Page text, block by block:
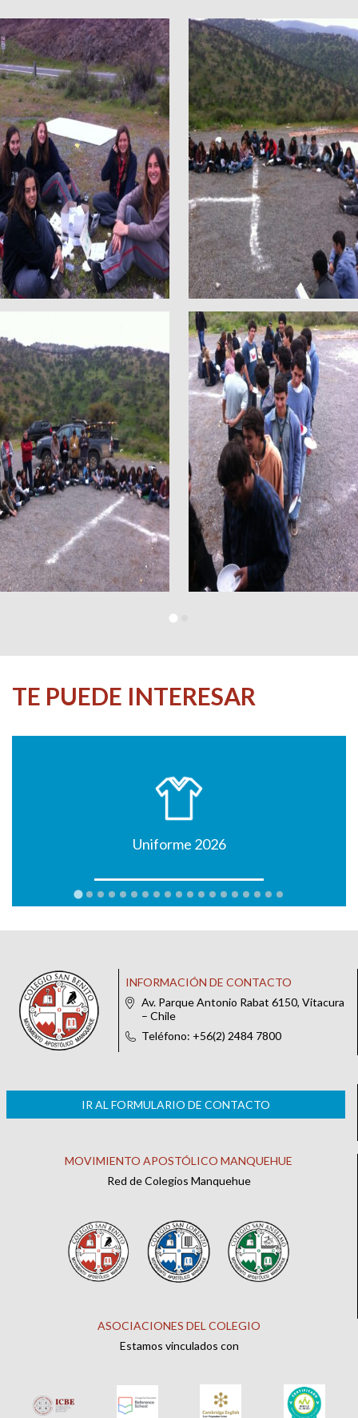
TE PUEDE INTERESAR
Uniforme 2026
INFORMACIÓN DE CONTACTO
Av. Parque Antonio Rabat 6150, Vitacura
– Chile
Teléfono: +56(2) 2484 7800
IR AL FORMULARIO DE CONTACTO
MOVIMIENTO APOSTÓLICO MANQUEHUE
Red de Colegios Manquehue
ASOCIACIONES DEL COLEGIO
Estamos vinculados con